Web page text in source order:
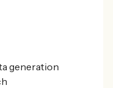
generation